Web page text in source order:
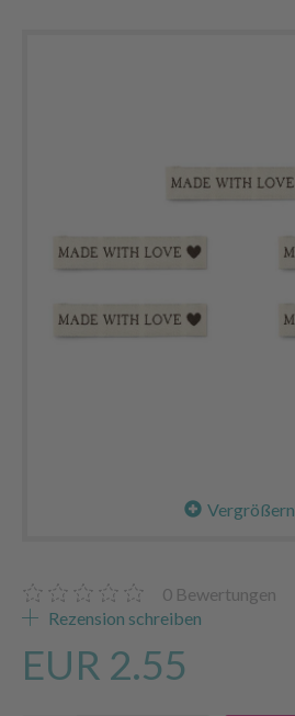
Vergrößern
0 Bewertungen
Rezension schreiben
EUR 2.55